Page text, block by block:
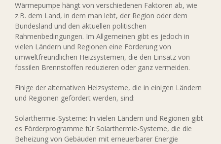
Wärmepumpe hängt von verschiedenen Faktoren ab, wie
z.B. dem Land, in dem man lebt, der Region oder dem
Bundesland und den aktuellen politischen
Rahmenbedingungen. Im Allgemeinen gibt es jedoch in
vielen Ländern und Regionen eine Förderung von
umweltfreundlichen Heizsystemen, die den Einsatz von
fossilen Brennstoffen reduzieren oder ganz vermeiden.
Einige der alternativen Heizsysteme, die in einigen Ländern
und Regionen gefördert werden, sind:
Solarthermie-Systeme: In vielen Ländern und Regionen gibt
es Förderprogramme für Solarthermie-Systeme, die die
Beheizung von Gebäuden mit erneuerbarer Energie